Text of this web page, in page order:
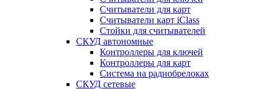
Считыватели для карт
Считыватели карт iClass
Стойки для считывателей
СКУД автономные
Контроллеры для ключей
Контроллеры для карт
Система на радиобрелоках
СКУД сетевые